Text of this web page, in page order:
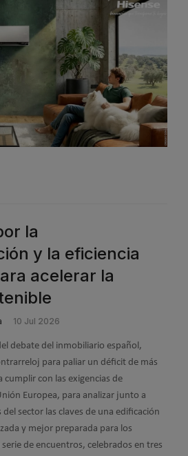
la
y la eficiencia
acelerar la
10 Jul 2026
debate del inmobiliario español,
para paliar un déficit de más
cumplir con las exigencias de
Europea, para analizar junto a
sector las claves de una edificación
y mejor preparada para los
de encuentros, celebrados en tres